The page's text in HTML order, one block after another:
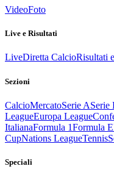
VideoFoto
Live e Risultati
LiveDiretta CalcioRisultati
Sezioni
CalcioMercatoSerie ASerie
LeagueEuropa League
ItalianaFormula 1Formula E
CupNations LeagueTennis
Speciali